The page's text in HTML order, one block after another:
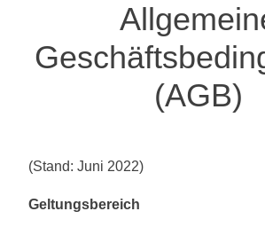
(AGB)
(Stand: Juni 2022)
Geltungsbereich